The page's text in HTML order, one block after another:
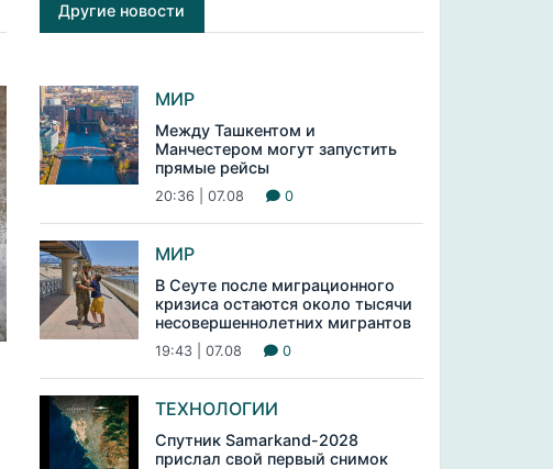
Другие новости
МИР
Между Ташкентом и
Манчестером могут запустить
прямые рейсы
20:36 | 07.08 0
МИР
В Сеуте после миграционного
кризиса остаются около тысячи
несовершеннолетних мигрантов
19:43 | 07.08 0
ТЕХНОЛОГИИ
Спутник Samarkand-2028
прислал свой первый снимок